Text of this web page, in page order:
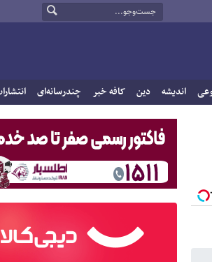
اندیشه دین کافه خبر چندرسانه‌ای